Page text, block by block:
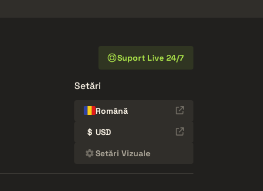
Suport Live 24/7
Setări
Română
$ USD
Setări Vizuale